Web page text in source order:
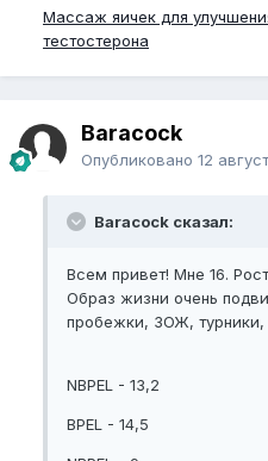
Массаж яичек для
тестостерона
Baracock
Опубликовано 12
Baracock сказал:
Всем привет! Мне 16.
Образ жизни очень
пробежки, ЗОЖ, турники,
NBPEL - 13,2
BPEL - 14,5